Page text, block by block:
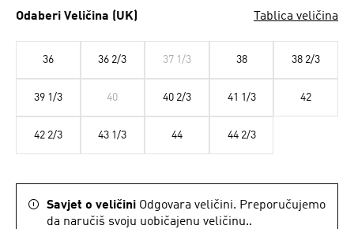
Odaberi Veličina (UK) Tablica veličina
36 36 2/3 37 1/3 38 38 2/3
39 1/3 40 40 2/3 41 1/3 42
42 2/3 43 1/3 44 44 2/3
Savjet o veličini Odgovara veličini. Preporučujemo
da naručiš svoju uobičajenu veličinu..